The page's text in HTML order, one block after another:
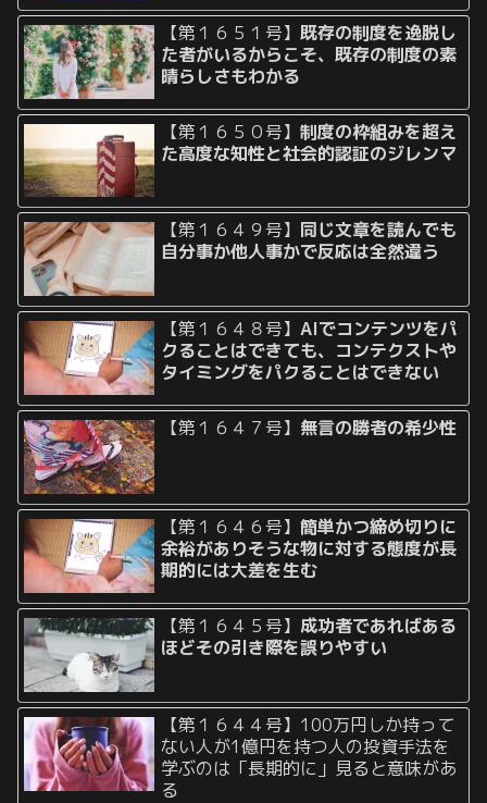
【第１６５１号】既存の制度を逸脱し
た者がいるからこそ、既存の制度の素
晴らしさもわかる
【第１６５０号】制度の枠組みを超え
た高度な知性と社会的認証のジレンマ
【第１６４９号】 同じ文章を読んでも
自分事か他人事かで反応は全然違う
【第１６４８号】AIでコンテンツをパ
クることはできても、コンテクストや
タイミングをパクることはできない
【第１６４７号】 無言の勝者の希少性
【第１６４６号】簡単かつ締め切りに
余裕がありそうな物に対する態度が長
期的には大差を生む
【第１６４５号】成功者であればある
ほどその引き際を誤りやすい
【第１６４４号】100万円しか持って
ない人が1億円を持つ人の投資手法を
学ぶのは「長期的に」見ると意味があ
る